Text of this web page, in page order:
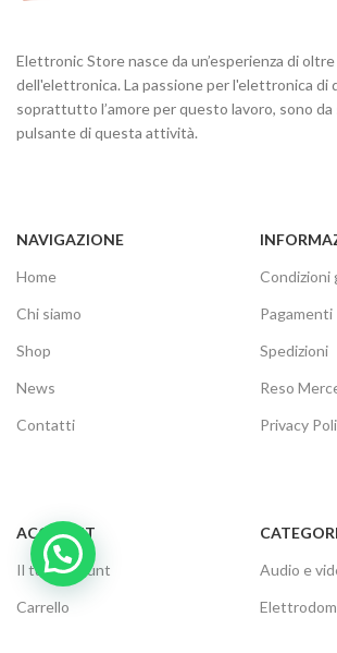
Elettronic Store nasce da un’esperienza di
dell'elettronica. La passione per l'elettronica di
soprattutto l’amore per questo lavoro, sono da
pulsante di questa attività.
NAVIGAZIONE
Home
Chi siamo
Shop
News
Contatti
Condizioni
Pagamenti
Spedizioni
Reso
Privacy
ACCOUNT
Il tuo account
Carrello
Audio e